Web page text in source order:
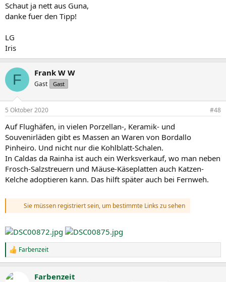
Schaut ja nett aus Guna,
danke fuer den Tipp!
LG
Iris
F Frank W W
Gast Gast
5 Oktober 2020 #48
Auf Flughäfen, in vielen Porzellan-, Keramik- und
Souvenirläden gibt es Massen an Waren von Bordallo
Pinheiro. Und nicht nur die Kohlblatt-Schalen.
In Caldas da Rainha ist auch ein Werksverkauf, wo man neben
Frosch-Salzstreuern und Mäuse-Käseplatten auch Katzen-
Kelche adoptieren kann. Das hilft später auch bei Fernweh.
Sie müssen registriert sein, um bestimmte Links zu sehen
R
e
k
Farbenzeit
Farbenzeit